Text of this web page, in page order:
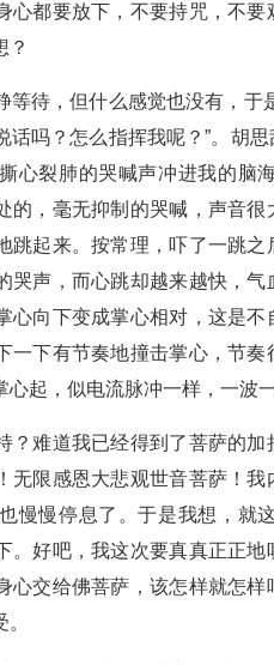
心都要放下，不要持咒，不
？
等待，但什么感觉也没有，于
话吗？怎么指挥我呢？”。胡
心裂肺的哭喊声冲进我的脑
的，毫无抑制的哭喊，声音
跳起来。按常理，吓了一跳
哭声，而心跳却越来越快，
心向下变成掌心相对，这是
一下有节奏地撞击掌心，节
起，似电流脉冲一样，一波
？难道我已经得到了菩萨的
无限感恩大悲观世音菩萨！
慢慢停息了。于是我想，就
。好吧，我这次要真真正正
心交给佛菩萨，该怎样就怎